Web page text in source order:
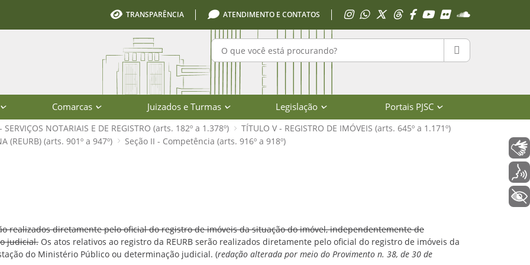
TRANSPARÊNCIA ATENDIMENTO E CONTATOS Acessar Instagram
Acessar WhatsApp
Acessar XAcessar Threads
Acessar Facebook
Acessar YouTube
Acessar Flickr
Acessar
Pesquisar no portal PESQUISAR
Comarcas Juizados e Turmas Legislação Portais PJSC
SERVIÇOS NOTARIAIS E DE REGISTRO (arts. 182º a 1.378º)
TÍTULO V - REGISTRO DE IMÓVEIS (arts. 645º a 1.171º)
(REURB) (arts. 901º a 947º)
Seção II - Competência (arts. 916º a 918º)
- Código de Normas - Poder Judiciário de Santa Catarina
realizados diretamente pelo oficial do registro de imóveis da situação do imóvel, independentemente de
judicial. Os atos relativos ao registro da REURB serão realizados diretamente pelo oficial do registro de imóveis da
do Ministério Público ou determinação judicial. (redação alterada por meio do Provimento n. 38, de 30 de